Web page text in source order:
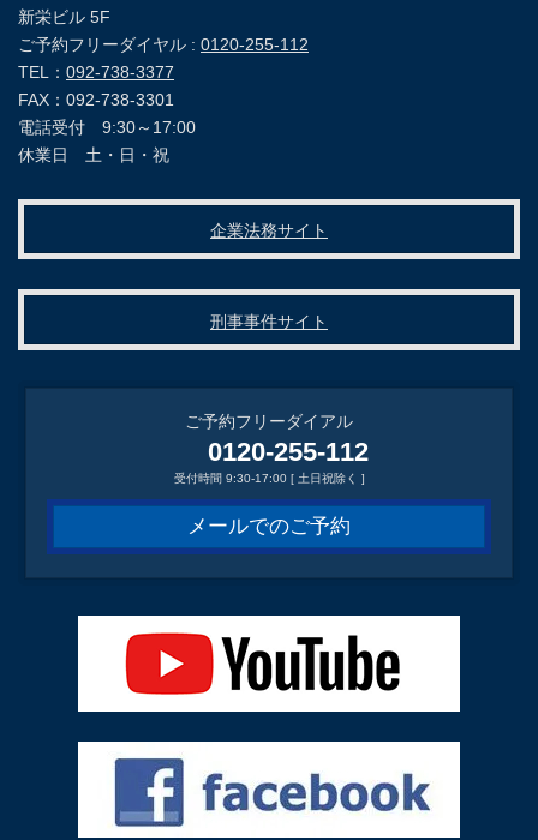
新栄ビル 5F
ご予約フリーダイヤル : 0120-255-112
TEL： 092-738-3377
FAX：092-738-3301
電話受付 9:30～17:00
休業日 土・日・祝
企業法務サイト
刑事事件サイト
ご予約フリーダイアル
0120-255-112
受付時間 9:30-17:00 [ 土日祝除く ]
メールでのご予約